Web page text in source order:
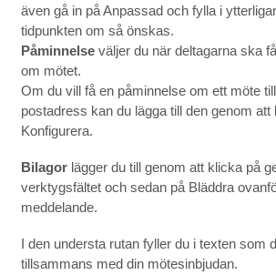
även gå in på Anpassad och fylla i
tidpunkten om så önskas.
Påminnelseväljer du när deltagarna ska
om mötet.
Om du vill få en påminnelse om ett möte
postadress kan du lägga till den genom att
Konfigurera.
Bilagorlägger du till genom att klicka på
verktygsfältet och sedan på Bläddra
meddelande.
I den understa rutan fyller du i texten som
tillsammans med din mötesinbjudan.